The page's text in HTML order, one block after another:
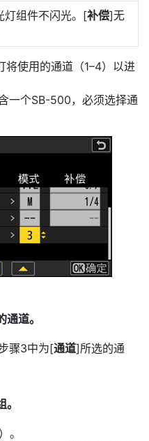
灯组件不闪光。[补偿]无
将使用的通道（1–4）以进
一个SB-500，必须选择通
道。
骤3中为[通道]所选的通
。